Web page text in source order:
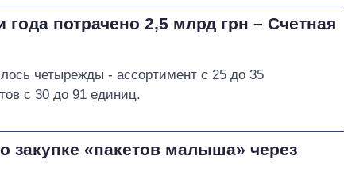
потрачено 2,5 млрд грн – Счетная
четырежды - ассортимент с 25 до 35
с 30 до 91 единиц.
закупке «пакетов малыша» через